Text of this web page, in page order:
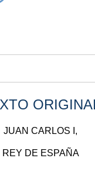
JUAN CARLOS I,
REY DE ESPAÑA